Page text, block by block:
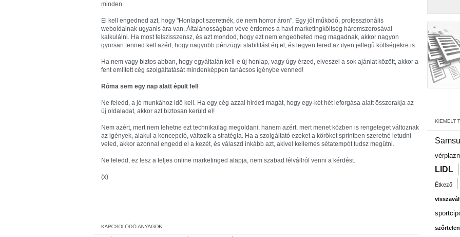
minden.
El kell engedned azt, hogy "Honlapot szeretnék, de nem horror áron". Egy jól működő, professzionális
weboldalnak ugyanis ára van. Általánosságban véve érdemes a havi marketingköltség háromszorosával
kalkulálni. Ha most felszisszensz, és azt mondod, hogy ezt nem engedheted meg magadnak, akkor nagyon
gyorsan tenned kell azért, hogy nagyobb pénzügyi stabilitást érj el, és legyen tered az ilyen jellegű költségekre is.
Ha nem vagy biztos abban, hogy egyáltalán kell-e új honlap, vagy úgy érzed, elveszel a sok ajánlat között, akkor a
fent említett cég szolgáltatását mindenképpen tanácsos igénybe venned!
Róma sem egy nap alatt épült fel!
Ne feledd, a jó munkához idő kell. Ha egy cég azzal hirdeti magát, hogy egy-két hét leforgása alatt összerakja az
új oldaladat, akkor azt biztosan kerüld el!
Nem azért, mert nem lehetne ezt technikailag megoldani, hanem azért, mert menet közben is rengeteget változnak
az igények, alakul a koncepció, változik a stratégia. Ha a szolgáltató ezeket a köröket sprintben szeretné letudni
veled, akkor azonnal engedd el a kezét, és válaszd inkább azt, akivel kellemes sétatempót tudsz megütni.
Ne feledd, ez lesz a teljes online marketinged alapja, nem szabad félvállról venni a kérdést.
(x)
LIDL |
Étkező |